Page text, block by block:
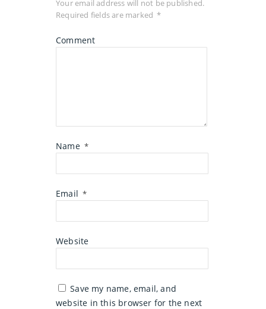
Your email address will not be published.
Required fields are marked *
Comment
Name *
Email *
Website
Save my name, email, and
website in this browser for the next